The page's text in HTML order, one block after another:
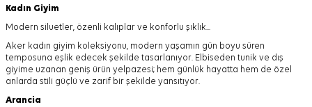
Kadın Giyim
Modern siluetler, özenli kalıplar ve konforlu şıklık...
Aker kadın giyim koleksiyonu, modern yaşamın gün boyu süren
temposuna eşlik edecek şekilde tasarlanıyor. Elbiseden tunik ve dış
giyime uzanan geniş ürün yelpazesi; hem günlük hayatta hem de özel
anlarda stili güçlü ve zarif bir şekilde yansıtıyor.
Arancia